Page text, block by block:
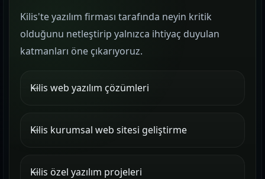
Kilis'te yazılım firması tarafında neyin kritik
olduğunu netleştirip yalnızca ihtiyaç duyulan
katmanları öne çıkarıyoruz.
Kilis web yazılım çözümleri
Kilis kurumsal web sitesi geliştirme
Kilis özel yazılım projeleri